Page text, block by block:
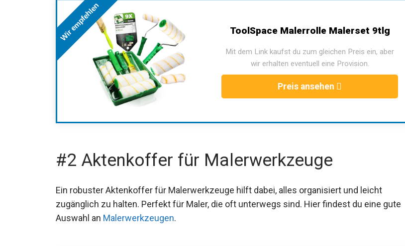
Wir empfehlen ToolSpace Malerrolle Malerset 9tlg
Mit dem Link kaufst du zum gleichen Preis ein, aber
wir erhalten eventuell eine Provision.
Preis ansehen
#2 Aktenkoffer für Malerwerkzeuge
Ein robuster Aktenkoffer für Malerwerkzeuge hilft dabei, alles organisiert und leicht
zugänglich zu halten. Perfekt für Maler, die oft unterwegs sind. Hier findest du eine gute
Auswahl an Malerwerkzeugen.